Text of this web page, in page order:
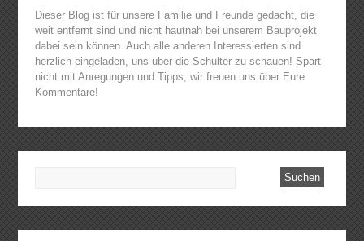
Dieser Blog ist für unsere Familie und Freunde gedacht, die
weit entfernt sind und nicht hautnah bei unserem Bauprojekt
dabei sein können. Auch alle anderen Interessierten sind
herzlich eingeladen, uns über die Schulter zu schauen! Spart
nicht mit Anregungen und Tipps, wir freuen uns über Eure
Kommentare!